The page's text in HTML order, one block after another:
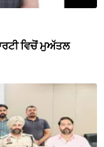
ਵਿਚੋਂ ਮੁਅੱਤਲ